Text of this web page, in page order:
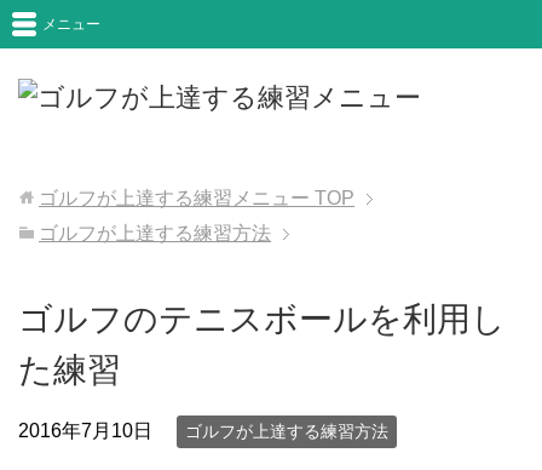
メニュー
ゴルフが上達する練習メニュー TOP
ゴルフが上達する練習方法
ゴルフのテニスボールを利用し
た練習
2016年7月10日 ゴルフが上達する練習方法